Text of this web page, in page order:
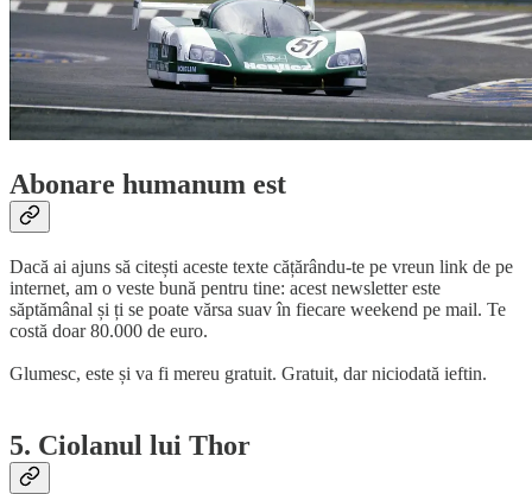
Abonare humanum est
Dacă ai ajuns să citești aceste texte cățărându-te pe vreun link de pe
internet, am o veste bună pentru tine: acest newsletter este
săptămânal și ți se poate vărsa suav în fiecare weekend pe mail. Te
costă doar 80.000 de euro.
Glumesc, este și va fi mereu gratuit. Gratuit, dar niciodată ieftin.
5. Ciolanul lui Thor